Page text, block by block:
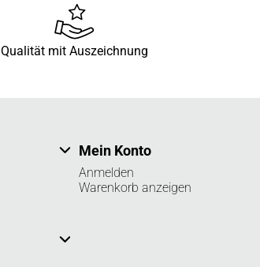
Qualität mit Auszeichnung
Mein Konto
Anmelden
Warenkorb anzeigen